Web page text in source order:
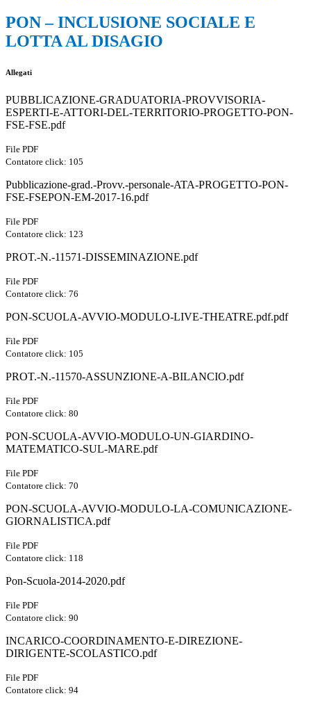
PON – INCLUSIONE SOCIALE E
LOTTA AL DISAGIO
Allegati
PUBBLICAZIONE-GRADUATORIA-PROVVISORIA-
ESPERTI-E-ATTORI-DEL-TERRITORIO-PROGETTO-PON-
FSE-FSE.pdf
File PDF
Contatore click: 105
Pubblicazione-grad.-Provv.-personale-ATA-PROGETTO-PON-
FSE-FSEPON-EM-2017-16.pdf
File PDF
Contatore click: 123
PROT.-N.-11571-DISSEMINAZIONE.pdf
File PDF
Contatore click: 76
PON-SCUOLA-AVVIO-MODULO-LIVE-THEATRE.pdf.pdf
File PDF
Contatore click: 105
PROT.-N.-11570-ASSUNZIONE-A-BILANCIO.pdf
File PDF
Contatore click: 80
PON-SCUOLA-AVVIO-MODULO-UN-GIARDINO-
MATEMATICO-SUL-MARE.pdf
File PDF
Contatore click: 70
PON-SCUOLA-AVVIO-MODULO-LA-COMUNICAZIONE-
GIORNALISTICA.pdf
File PDF
Contatore click: 118
Pon-Scuola-2014-2020.pdf
File PDF
Contatore click: 90
INCARICO-COORDINAMENTO-E-DIREZIONE-
DIRIGENTE-SCOLASTICO.pdf
File PDF
Contatore click: 94